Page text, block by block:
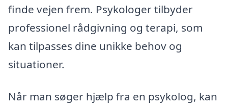
finde vejen frem. Psykologer tilbyder
professionel rådgivning og terapi, som
kan tilpasses dine unikke behov og
situationer.
Når man søger hjælp fra en psykolog, kan